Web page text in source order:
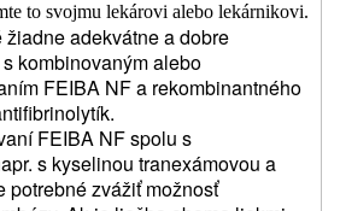
to svojmu lekárovi alebo lekárnikovi.
adekvátne a dobre
kombinovaným alebo
FEIBA NF a rekombinantného
FEIBA NF spolu s
s kyselinou tranexámovou a
potrebné zvážiť možnosť